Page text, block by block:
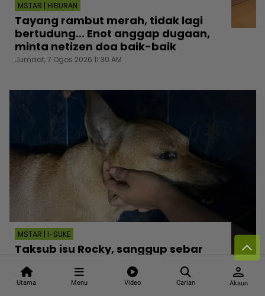
Utama Menu Video Carian
person
Akaun
MSTAR | HIBURAN
Tayang rambut merah, tidak lagi
bertudung... Enot anggap dugaan,
minta netizen doa baik-baik
Jumaat, 7 Ogos 2026 11:30 AM
MSTAR | I-SUKE
Taksub isu Rocky, sanggup sebar
netizen hati-hati, jangan langgar
undang-undang kerana emosi